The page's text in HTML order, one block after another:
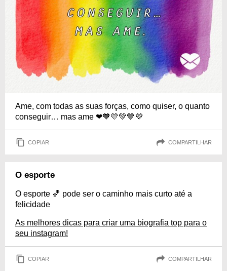
Ame, com todas as suas forças, como quiser, o quanto
conseguir… mas ame ❤🧡💛💚💙💜
COPIAR COMPARTILHAR
O esporte
O esporte 🏀 pode ser o caminho mais curto até a
felicidade
As melhores dicas para criar uma biografia top para o
seu instagram!
COPIAR COMPARTILHAR